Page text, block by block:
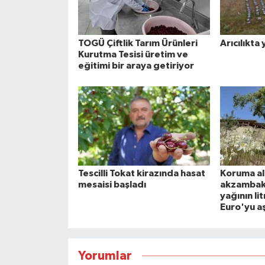
TOGÜ Çiftlik Tarım Ürünleri
Kurutma Tesisi üretim ve
eğitimi bir araya getiriyor
Tescilli Tokat kirazında hasat
mesaisi başladı
Koruma
yağının
Euro'yu
Yorumlar